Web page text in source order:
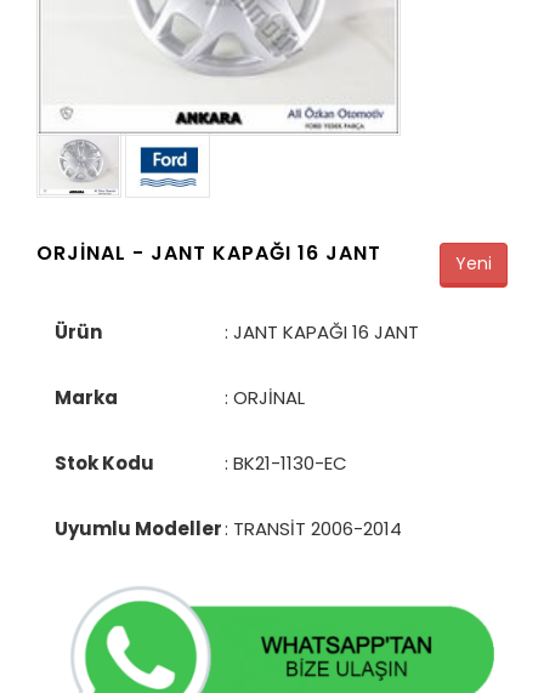
ORJİNAL - JANT KAPAĞI 16 JANT Yeni
Ürün : JANT KAPAĞI 16 JANT
Marka : ORJİNAL
Stok Kodu : BK21-1130-EC
Uyumlu Modeller: TRANSİT 2006-2014